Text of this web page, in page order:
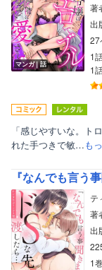
マンガ｜話
著
出
27
1
1
「感じやすいな。ト
れた手つきで敏…も
テ
著
出
1